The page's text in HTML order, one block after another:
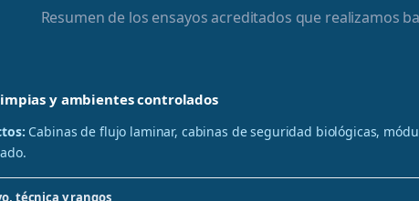
Resumen de los ensayos acreditados que realizamos
y ambientes controlados
Cabinas de flujo laminar, cabinas de seguridad biológicas,
técnica y rangos